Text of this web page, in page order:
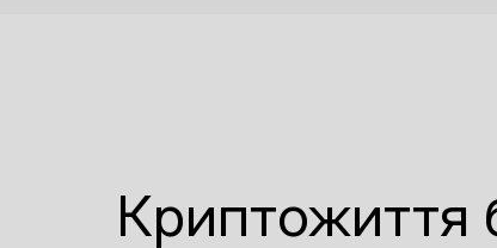
Криптожиття